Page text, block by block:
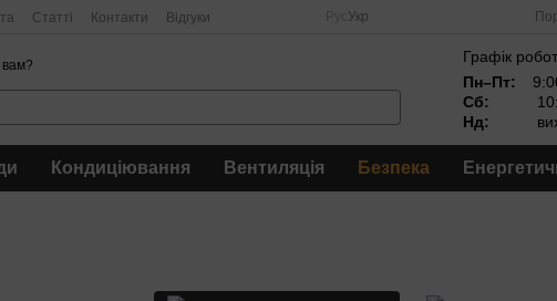
Статті Контакти Відгуки Укр
Графік
Пн–Пт:
Сб:
Нд:
Кондиціювання Вентиляція Безпека